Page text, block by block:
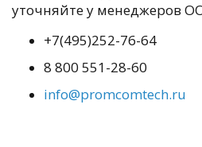
уточняйте у менеджеров
+7(495)252-76-64
8 800 551-28-60
info@promcomtech.ru